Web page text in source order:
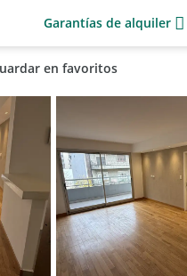
Garantías de alquiler
en favoritos